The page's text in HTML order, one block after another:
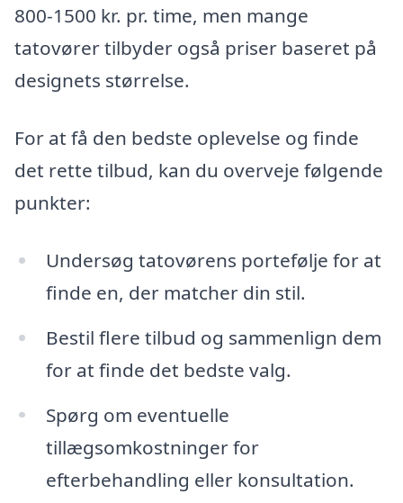
800-1500 kr. pr. time, men mange
tatovører tilbyder også priser baseret på
designets størrelse.
For at få den bedste oplevelse og finde
det rette tilbud, kan du overveje følgende
punkter:
Undersøg tatovørens portefølje for at
finde en, der matcher din stil.
Bestil flere tilbud og sammenlign dem
for at finde det bedste valg.
Spørg om eventuelle
tillægsomkostninger for
efterbehandling eller konsultation.